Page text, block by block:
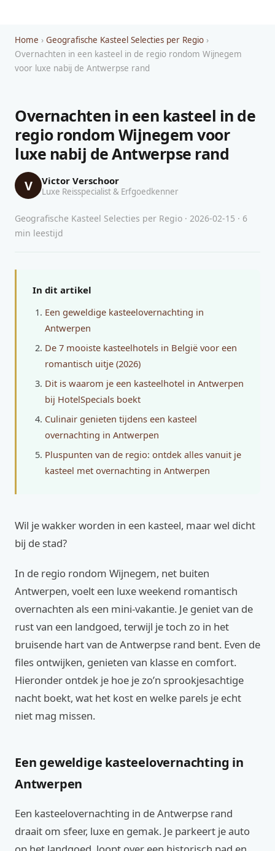
Home › Geografische Kasteel Selecties per Regio ›
Overnachten in een kasteel in de regio rondom Wijnegem
voor luxe nabij de Antwerpse rand
Overnachten in een kasteel in de
regio rondom Wijnegem voor
luxe nabij de Antwerpse rand
V Victor Verschoor
Luxe Reisspecialist & Erfgoedkenner
Geografische Kasteel Selecties per Regio · 2026-02-15 · 6
min leestijd
In dit artikel
Een geweldige kasteelovernachting in
Antwerpen
De 7 mooiste kasteelhotels in België voor een
romantisch uitje (2026)
Dit is waarom je een kasteelhotel in Antwerpen
bij HotelSpecials boekt
Culinair genieten tijdens een kasteel
overnachting in Antwerpen
Pluspunten van de regio: ontdek alles vanuit je
kasteel met overnachting in Antwerpen
Wil je wakker worden in een kasteel, maar wel dicht
bij de stad?
In de regio rondom Wijnegem, net buiten
Antwerpen, voelt een luxe weekend romantisch
overnachten als een mini-vakantie. Je geniet van de
rust van een landgoed, terwijl je toch zo in het
bruisende hart van de Antwerpse rand bent. Even de
files ontwijken, genieten van klasse en comfort.
Hieronder ontdek je hoe je zo’n sprookjesachtige
nacht boekt, wat het kost en welke parels je echt
niet mag missen.
Een geweldige kasteelovernachting in
Antwerpen
Een kasteelovernachting in de Antwerpse rand
draait om sfeer, luxe en gemak. Je parkeert je auto